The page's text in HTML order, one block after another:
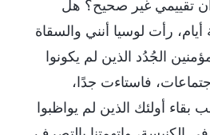
أن تقييمي غير صحيح؟ هل
رأت لوسيا أنني والسقاة
الجُدُد الذين لم يكونوا
فاستاءت جدًا،
أولئك الذين لم يواظبوا